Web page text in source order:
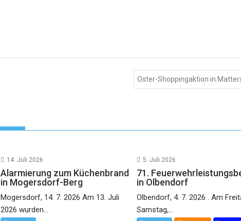
Oster-Shoppingaktion in
14. Juli 2026
Alarmierung zum Küchenbrand
in Mogersdorf-Berg
Mogersdorf, 14. 7. 2026 Am 13. Juli
2026 wurden...
5. Juli 2026
71.
in Olbendorf
Olbendorf, 4. 7. 2026 . Am
Samstag,...